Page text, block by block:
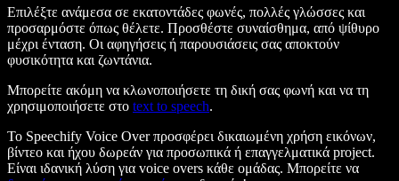
Επιλέξτε ανάμεσα σε εκατοντάδες φωνές, πολλές γλώσσες και
προσαρμόστε όπως θέλετε. Προσθέστε συναίσθημα, από ψίθυρο
μέχρι ένταση. Οι αφηγήσεις ή παρουσιάσεις σας αποκτούν
φυσικότητα και ζωντάνια.
Μπορείτε ακόμη να κλωνοποιήσετε τη δική σας φωνή και να τη
χρησιμοποιήσετε στο text to speech.
Το Speechify Voice Over προσφέρει δικαιωμένη χρήση εικόνων,
βίντεο και ήχου δωρεάν για προσωπικά ή επαγγελματικά project.
Είναι ιδανική λύση για voice overs κάθε ομάδας. Μπορείτε να